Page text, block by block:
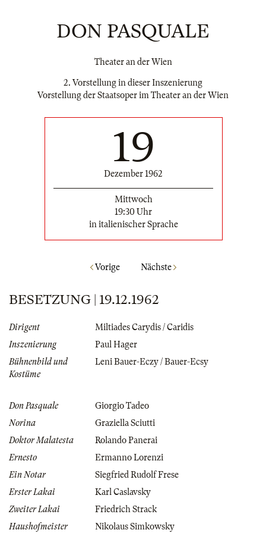
DON PASQUALE
Theater an der Wien
2. Vorstellung in dieser Inszenierung
Vorstellung der Staatsoper im Theater an der Wien
19
Dezember 1962
Mittwoch
19:30 Uhr
in italienischer Sprache
Vorige Nächste
BESETZUNG | 19.12.1962
Dirigent
Miltiades Carydis / Caridis
Inszenierung
Paul Hager
Bühnenbild und
Kostüme
Leni Bauer-Eczy / Bauer-Ecsy
Don Pasquale
Giorgio Tadeo
Norina
Graziella Sciutti
Doktor Malatesta
Rolando Panerai
Ernesto
Ermanno Lorenzi
Ein Notar
Siegfried Rudolf Frese
Erster Lakai
Karl Caslavsky
Zweiter Lakai
Friedrich Strack
Haushofmeister
Nikolaus Simkowsky